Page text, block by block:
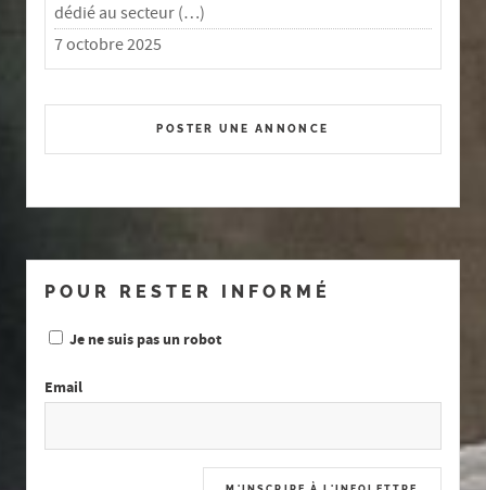
dédié au secteur (…)
7 octobre 2025
POSTER UNE ANNONCE
POUR RESTER INFORMÉ
Je ne suis pas un robot
Email